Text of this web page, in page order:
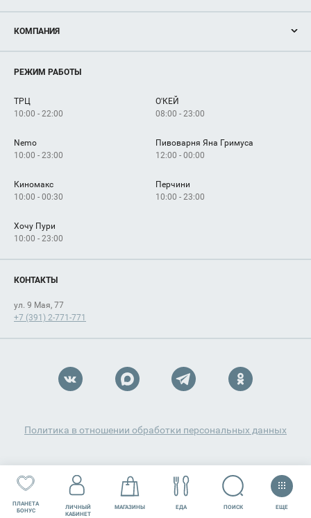
ПЛАНЕТА
БОНУС
ЛИЧНЫЙ
КАБИНЕТ
МАГАЗИНЫ ЕДА РАЗВЛЕЧЕНИЯ СЕРВИСЫ
ПОИСК ЕЩЕ
Новости
Магазины
Услуги
КОМПАНИЯ
Рекламодателям
Как добраться
РЕЖИМ РАБОТЫ
ТРЦ
10:00 - 22:00
О'КЕЙ
08:00 - 23:00
Nemo
10:00 - 23:00
Пивоварня Яна Гримуса
12:00 - 00:00
Киномакс
10:00 - 00:30
Перчини
10:00 - 23:00
Хочу Пури
10:00 - 23:00
КОНТАКТЫ
ул. 9 Мая, 77
+7 (391) 2-771-771
Политика в отношении обработки персональных данных